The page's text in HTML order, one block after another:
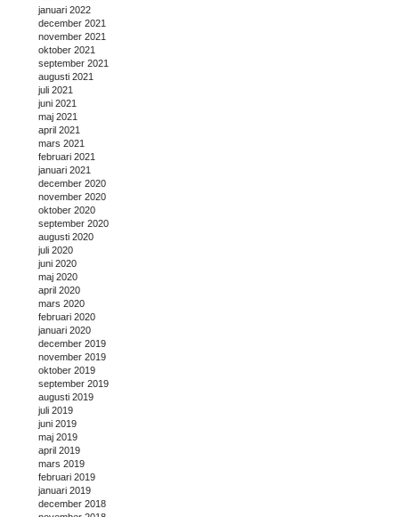
januari 2022
december 2021
november 2021
oktober 2021
september 2021
augusti 2021
juli 2021
juni 2021
maj 2021
april 2021
mars 2021
februari 2021
januari 2021
december 2020
november 2020
oktober 2020
september 2020
augusti 2020
juli 2020
juni 2020
maj 2020
april 2020
mars 2020
februari 2020
januari 2020
december 2019
november 2019
oktober 2019
september 2019
augusti 2019
juli 2019
juni 2019
maj 2019
april 2019
mars 2019
februari 2019
januari 2019
december 2018